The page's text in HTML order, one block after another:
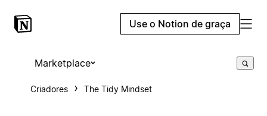
Use o Notion de graça
Marketplace
Criadores The Tidy Mindset